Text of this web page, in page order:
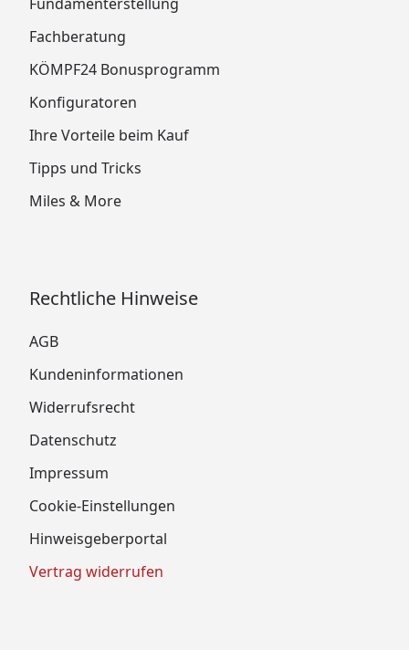
Fachberatung
KÖMPF24 Bonusprogramm
Konfiguratoren
Ihre Vorteile beim Kauf
Tipps und Tricks
Miles & More
Rechtliche Hinweise
AGB
Kundeninformationen
Widerrufsrecht
Datenschutz
Impressum
Cookie-Einstellungen
Hinweisgeberportal
Vertrag widerrufen